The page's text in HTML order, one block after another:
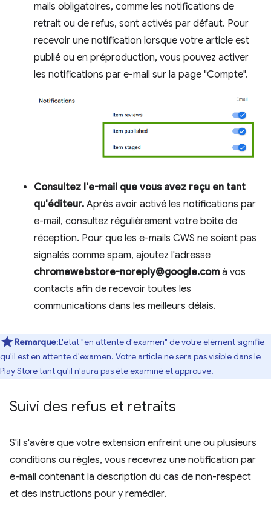
mails obligatoires, comme les notifications de
retrait ou de refus, sont activés par défaut. Pour
recevoir une notification lorsque votre article est
publié ou en préproduction, vous pouvez activer
les notifications par e-mail sur la page "Compte".
Consultez l'e-mail que vous avez reçu en tant
qu'éditeur. Après avoir activé les notifications par
e-mail, consultez régulièrement votre boîte de
réception. Pour que les e-mails CWS ne soient pas
signalés comme spam, ajoutez l'adresse
chromewebstore-noreply@google.com à vos
contacts afin de recevoir toutes les
communications dans les meilleurs délais.
Remarque:L'état "en attente d'examen" de votre élément signifie
qu'il est en attente d'examen. Votre article ne sera pas visible dans le
Play Store tant qu'il n'aura pas été examiné et approuvé.
Suivi des refus et retraits
S'il s'avère que votre extension enfreint une ou plusieurs
conditions ou règles, vous recevrez une notification par
e-mail contenant la description du cas de non-respect
et des instructions pour y remédier.